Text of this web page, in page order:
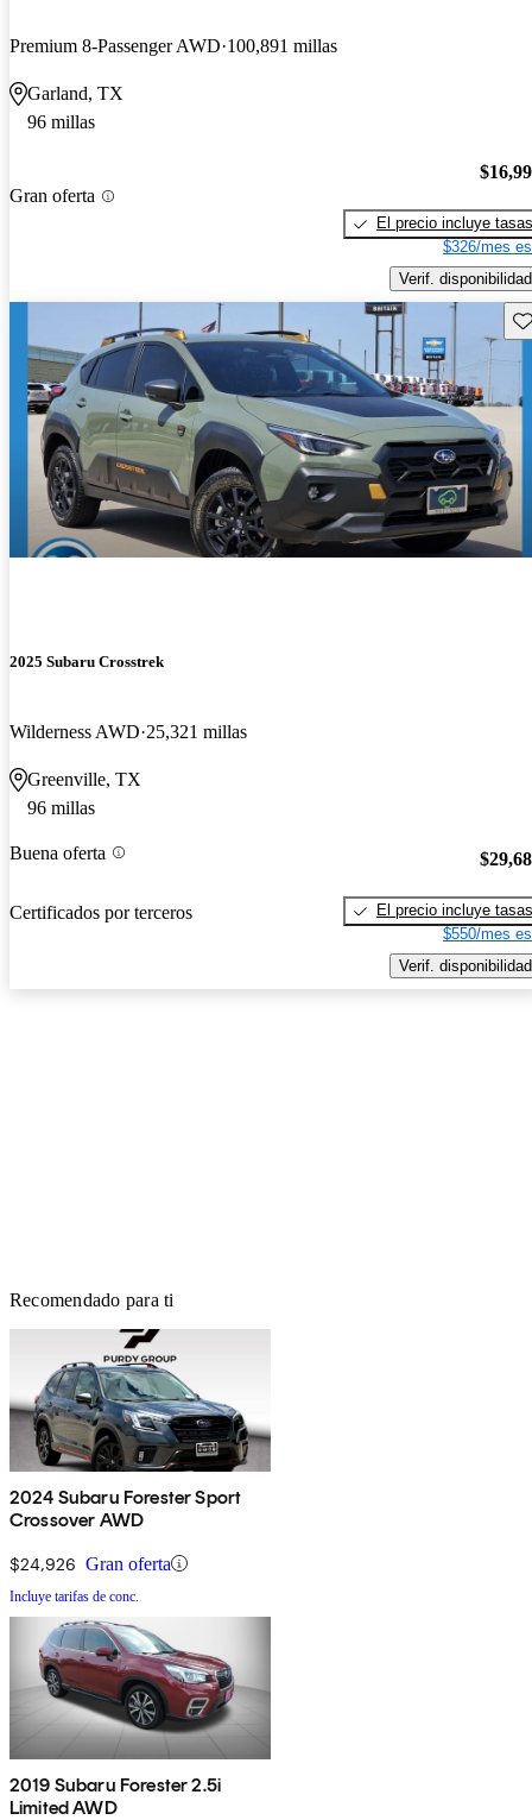
Premium 8-Passenger AWD 100,891 millas
Garland, TX
96 millas
Gran oferta
El precio incluye tasas
$326/mes
Verif. disponibilidad
2025 Subaru Crosstrek
Wilderness AWD 25,321 millas
Greenville, TX
96 millas
Buena oferta
Certificados por terceros
El precio incluye tasas
$550/mes
Verif. disponibilidad
Recomendado para ti
2024 Subaru Forester Sport
Crossover AWD
$24,926 Gran oferta
Incluye tarifas de conc.
2019 Subaru Forester 2.5i
Limited AWD